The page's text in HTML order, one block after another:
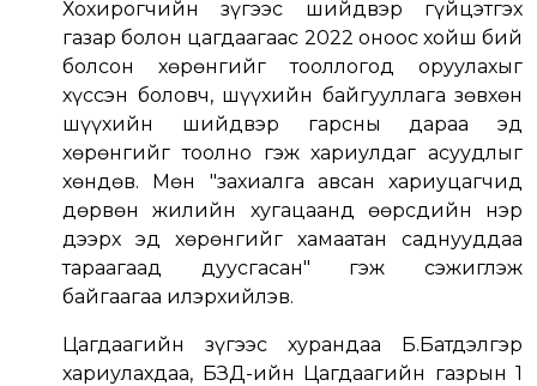
Хохирогчийн зүгээс шийдвэр гүйцэтгэх
газар болон цагдаагаас 2022 оноос хойш бий
болсон хөрөнгийг тооллогод оруулахыг
хүссэн боловч, шүүхийн байгууллага зөвхөн
шүүхийн шийдвэр гарсны дараа эд
хөрөнгийг тоолно гэж хариулдаг асуудлыг
хөндөв. Мөн "захиалга авсан хариуцагчид
дөрвөн жилийн хугацаанд өөрсдийн нэр
дээрх эд хөрөнгийг хамаатан саднууддаа
тараагаад дуусгасан" гэж сэжиглэж
байгаагаа илэрхийлэв.
Цагдаагийн зүгээс хурандаа Б.Батдэлгэр
хариулахдаа, БЗД-ийн Цагдаагийн газрын 1